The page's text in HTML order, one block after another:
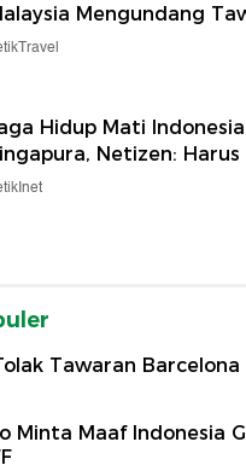
Mengundang
Hidup Mati Indonesia
Netizen: Harus
Tawaran
Minta Maaf Indonesia